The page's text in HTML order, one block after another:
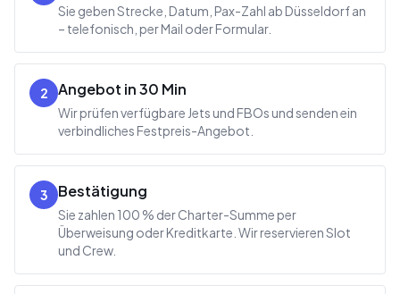
Sie geben Strecke, Datum, Pax-Zahl ab Düsseldorf an
– telefonisch, per Mail oder Formular.
2 Angebot in 30 Min
Wir prüfen verfügbare Jets und FBOs und senden ein
verbindliches Festpreis-Angebot.
3 Bestätigung
Sie zahlen 100 % der Charter-Summe per
Überweisung oder Kreditkarte. Wir reservieren Slot
und Crew.